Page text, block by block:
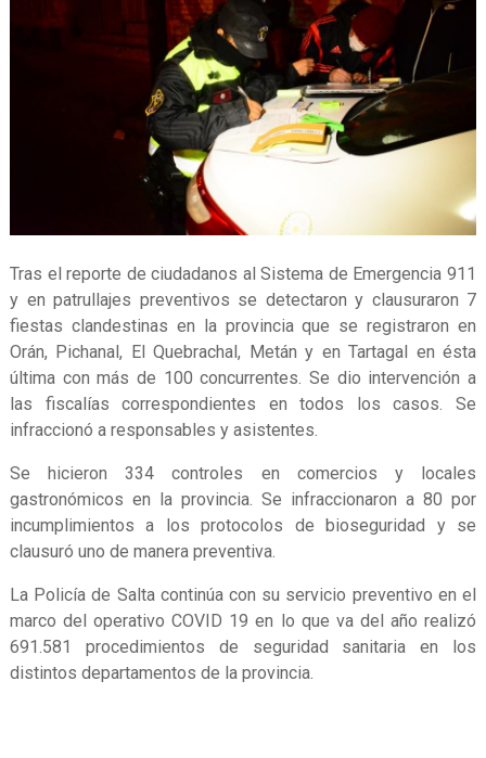
Tras el reporte de ciudadanos al Sistema de Emergencia 911
y en patrullajes preventivos se detectaron y clausuraron 7
fiestas clandestinas en la provincia que se registraron en
Orán, Pichanal, El Quebrachal, Metán y en Tartagal en ésta
última con más de 100 concurrentes. Se dio intervención a
las fiscalías correspondientes en todos los casos. Se
infraccionó a responsables y asistentes.
Se hicieron 334 controles en comercios y locales
gastronómicos en la provincia. Se infraccionaron a 80 por
incumplimientos a los protocolos de bioseguridad y se
clausuró uno de manera preventiva.
La Policía de Salta continúa con su servicio preventivo en el
marco del operativo COVID 19 en lo que va del año realizó
691.581 procedimientos de seguridad sanitaria en los
distintos departamentos de la provincia.